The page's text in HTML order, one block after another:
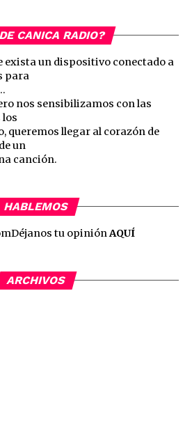
CANICA RADIO?
exista un dispositivo conectado a
para
nos sensibilizamos con las
los
queremos llegar al corazón de
un
canción.
HABLEMOS
Déjanos tu opiniónAQUÍ
ARCHIVOS